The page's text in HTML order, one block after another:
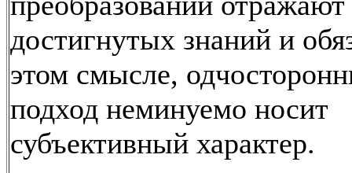
достигнутых знаний и
этом смысле,
подход неминуемо носит
субъективный характер.